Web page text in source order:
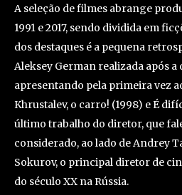
A seleção de filmes abrange
1991 e 2017, sendo dividida em
dos destaques é a pequena
Aleksey German realizada após a
apresentando pela primeira vez
Khrustalev, o carro! (1998) e É
último trabalho do diretor, que
considerado, ao lado de Andrey
Sokurov, o principal diretor de
do século XX na Rússia.